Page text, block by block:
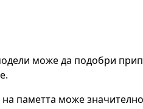
може да подобри
паметта може